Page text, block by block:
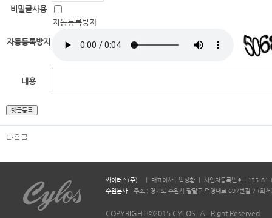
비밀글사용
자동등록방지
자동등록방지
내용
다음글
싸이러스(주)
ㅣ 대표이사 : 박성환 ㅣ 사업자등록번호 : 135-
수원본사
주소 : 경기도 수원시 팔달구 덕영대로 697번길 7 (
COPYRIGHTⓒ2015 CYLOS. All Right Reserved.